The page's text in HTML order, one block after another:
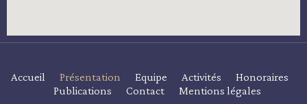
Accueil Présentation Equipe Activités
Honoraires
Publications
Contact Mentions légales